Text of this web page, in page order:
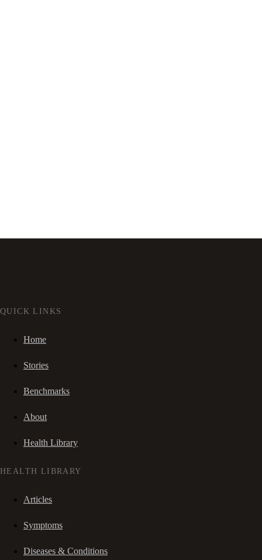
QUICK LINKS
Home
Stories
Benchmarks
About
Health Library
HEALTH LIBRARY
Articles
Symptoms
Diseases & Conditions